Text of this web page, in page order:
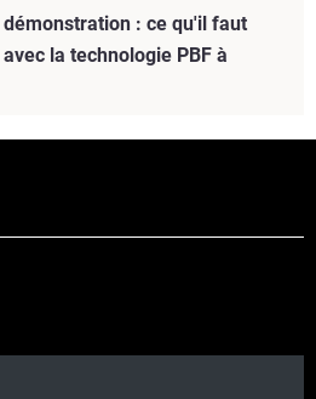
: ce qu'il faut
la technologie PBF à